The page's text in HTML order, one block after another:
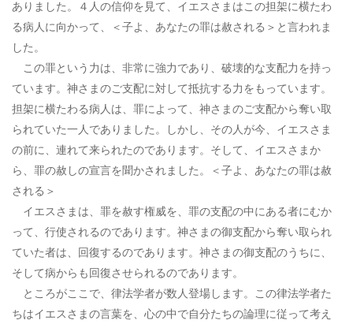
ありました。４人の信仰を見て、イエスさまはこの担架に横たわ
る病人に向かって、＜子よ、あなたの罪は赦される＞と言われま
した。
この罪という力は、非常に強力であり、破壊的な支配力を持っ
ています。神さまのご支配に対して抵抗する力をもっています。
担架に横たわる病人は、罪によって、神さまのご支配から奪い取
られていた一人でありました。しかし、その人が今、イエスさま
の前に、連れて来られたのであります。そして、イエスさまか
ら、罪の赦しの宣言を聞かされました。＜子よ、あなたの罪は赦
される＞
イエスさまは、罪を赦す権威を、罪の支配の中にある者にむか
って、行使されるのであります。神さまの御支配から奪い取られ
ていた者は、回復するのであります。神さまの御支配のうちに、
そして病からも回復させられるのであります。
ところがここで、律法学者が数人登場します。この律法学者た
ちはイエスさまの言葉を、心の中で自分たちの論理に従って考え